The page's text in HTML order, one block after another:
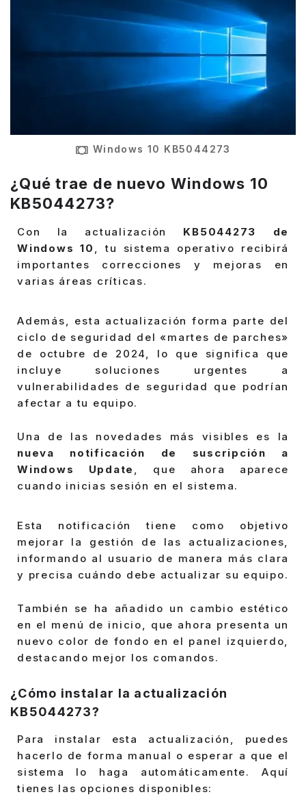
Windows 10 KB5044273
¿Qué trae de nuevo Windows 10
KB5044273?
Con la actualización KB5044273 de
Windows 10 , tu sistema operativo recibirá
importantes correcciones y mejoras en
varias áreas críticas.
Además, esta actualización forma parte del
ciclo de seguridad del «martes de parches»
de octubre de 2024, lo que significa que
incluye soluciones urgentes a
vulnerabilidades de seguridad que podrían
afectar a tu equipo.
Una de las novedades más visibles es la
nueva notificación de suscripción a
Windows Update , que ahora aparece
cuando inicias sesión en el sistema.
Esta notificación tiene como objetivo
mejorar la gestión de las actualizaciones,
informando al usuario de manera más clara
y precisa cuándo debe actualizar su equipo.
También se ha añadido un cambio estético
en el menú de inicio, que ahora presenta un
nuevo color de fondo en el panel izquierdo,
destacando mejor los comandos.
¿Cómo instalar la actualización
KB5044273?
Para instalar esta actualización, puedes
hacerlo de forma manual o esperar a que el
sistema lo haga automáticamente. Aquí
tienes las opciones disponibles: